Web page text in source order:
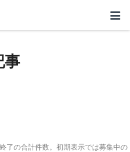
事
了の合計件数。初期表示では募集中の